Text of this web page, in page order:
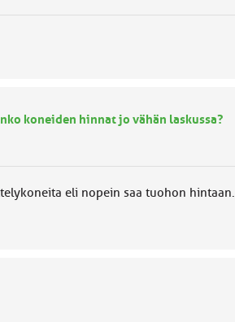
koneiden hinnat jo vähän laskussa?
eli nopein saa tuohon hintaan.